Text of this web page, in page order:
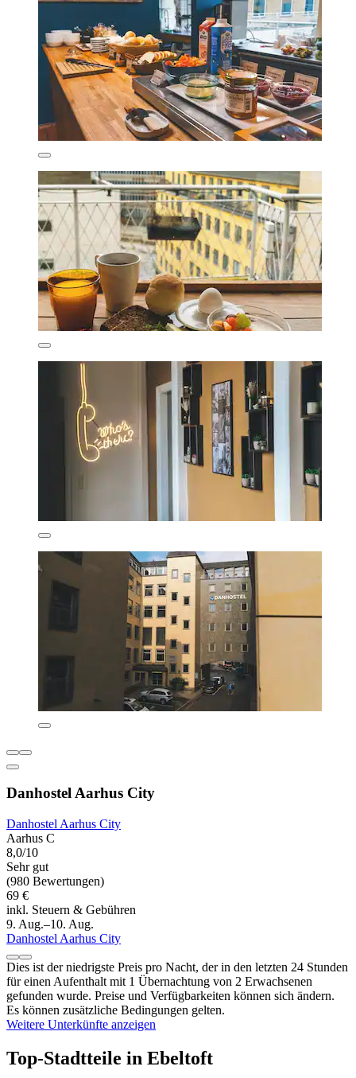
Danhostel Aarhus City
Danhostel Aarhus City
Aarhus C
8,0/10
Sehr gut
(980 Bewertungen)
69 €
inkl. Steuern & Gebühren
9. Aug.–10. Aug.
Danhostel Aarhus City
Dies ist der niedrigste Preis pro Nacht, der in den letzten 24 Stunden
für einen Aufenthalt mit 1 Übernachtung von 2 Erwachsenen
gefunden wurde. Preise und Verfügbarkeiten können sich ändern.
Es können zusätzliche Bedingungen gelten.
Weitere Unterkünfte anzeigen
Top-Stadtteile in Ebeltoft